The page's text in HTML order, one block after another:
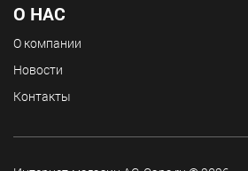
О НАС
О компании
Новости
Контакты